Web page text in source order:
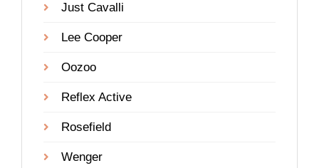
Just Cavalli
Lee Cooper
Oozoo
Reflex Active
Rosefield
Wenger